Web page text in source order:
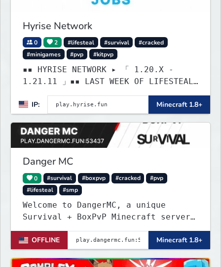
Hyrise Network
0 2 #lifesteal #survival
#cracked
#minigames
#pvp #kitpvp
▪▪ HYRISE NETWORK ▸ 「 1.20.X -
1.21.11 」▪▪ LAST WEEK OF LIFESTEAL!
IP:
Minecraft 1.8+
Danger MC
0 #survival #boxpvp #cracked
#pvp
#lifesteal
#smp
Welcome to DangerMC, a unique
Survival + BoxPvP Minecraft server
for Java and Bedrock (PE) players.
OFFLINE
Minecraft 1.8+